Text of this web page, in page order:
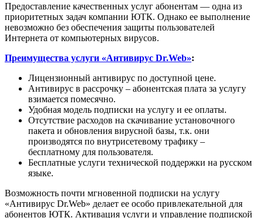
Предоставление качественных услуг абонентам — одна из
приоритетных задач компании ЮТК. Однако ее выполнение
невозможно без обеспечения защиты пользователей
Интернета от компьютерных вирусов.
Преимущества услуги «Антивирус Dr.Web»:
Лицензионный антивирус по доступной цене.
Антивирус в рассрочку – абонентская плата за услугу
взимается помесячно.
Удобная модель подписки на услугу и ее оплаты.
Отсутствие расходов на скачивание установочного
пакета и обновления вирусной базы, т.к. они
производятся по внутрисетевому трафику –
бесплатному для пользователя.
Бесплатные услуги технической поддержки на русском
языке.
Возможность почти мгновенной подписки на услугу
«Антивирус Dr.Web» делает ее особо привлекательной для
абонентов ЮТК. Активация услуги и управление подпиской